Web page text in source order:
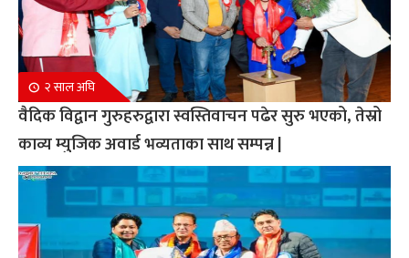
२ साल अघि
वैदिक विद्वान गुरुहरुद्वारा स्वस्तिवाचन पढेर सुरु भएको, तेस्रो
काव्य म्युजिक अवार्ड भव्यताका साथ सम्पन्न |